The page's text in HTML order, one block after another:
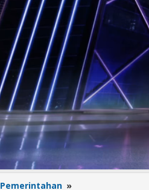
Pemerintahan »